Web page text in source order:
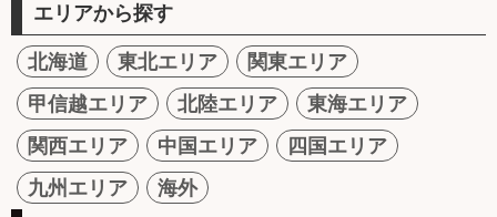
エリアから探す
北海道 東北エリア
関東エリア
甲信越エリア
北陸エリア
東海エリア
関西エリア
中国エリア
四国エリア
九州エリア
海外